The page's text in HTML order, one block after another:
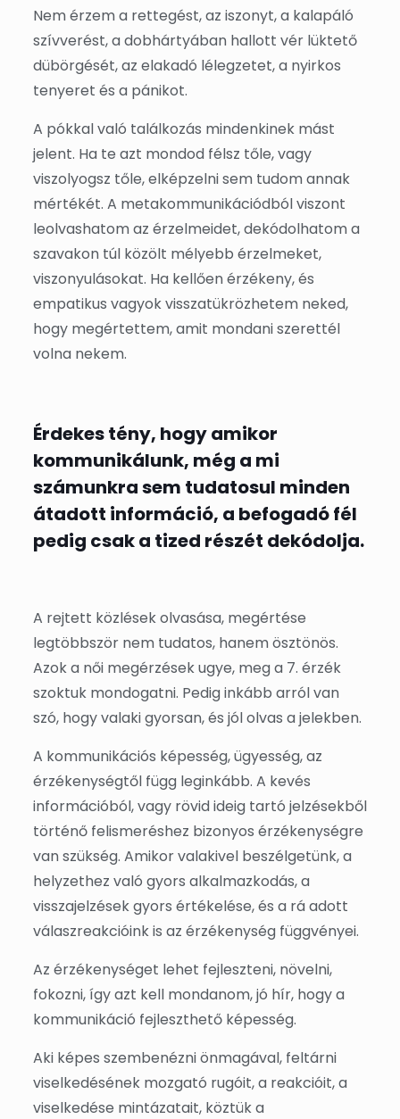
Nem érzem a rettegést, az iszonyt, a kalapáló
szívverést, a dobhártyában hallott vér lüktető
dübörgését, az elakadó lélegzetet, a nyirkos
tenyeret és a pánikot.
A pókkal való találkozás mindenkinek mást
jelent. Ha te azt mondod félsz tőle, vagy
viszolyogsz tőle, elképzelni sem tudom annak
mértékét. A metakommunikációdból viszont
leolvashatom az érzelmeidet, dekódolhatom a
szavakon túl közölt mélyebb érzelmeket,
viszonyulásokat. Ha kellően érzékeny, és
empatikus vagyok visszatükrözhetem neked,
hogy megértettem, amit mondani szerettél
volna nekem.
Érdekes tény, hogy amikor
kommunikálunk, még a mi
számunkra sem tudatosul minden
átadott információ, a befogadó fél
pedig csak a tized részét dekódolja.
A rejtett közlések olvasása, megértése
legtöbbször nem tudatos, hanem ösztönös.
Azok a női megérzések ugye, meg a 7. érzék
szoktuk mondogatni. Pedig inkább arról van
szó, hogy valaki gyorsan, és jól olvas a jelekben.
A kommunikációs képesség, ügyesség, az
érzékenységtől függ leginkább. A kevés
információból, vagy rövid ideig tartó jelzésekből
történő felismeréshez bizonyos érzékenységre
van szükség. Amikor valakivel beszélgetünk, a
helyzethez való gyors alkalmazkodás, a
visszajelzések gyors értékelése, és a rá adott
válaszreakcióink is az érzékenység függvényei.
Az érzékenységet lehet fejleszteni, növelni,
fokozni, így azt kell mondanom, jó hír, hogy a
kommunikáció fejleszthető képesség.
Aki képes szembenézni önmagával, feltárni
viselkedésének mozgató rugóit, a reakcióit, a
viselkedése mintázatait, köztük a